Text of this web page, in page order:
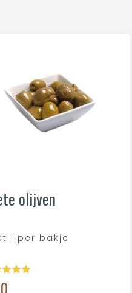
olijven
| per bakje